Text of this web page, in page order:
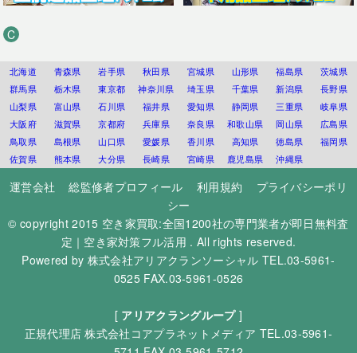
C
北海道 青森県 岩手県 秋田県 宮城県 山形県 福島県
茨城県
群馬県
栃木県 東京都 神奈川県 埼玉県 千葉県 新潟県
長野県
山梨県
富山県 石川県 福井県 愛知県 静岡県 三重県
岐阜県
大阪府
滋賀県 京都府 兵庫県 奈良県 和歌山県 岡山県
広島県
鳥取県
島根県 山口県 愛媛県 香川県 高知県 徳島県
福岡県
佐賀県
熊本県 大分県 長崎県 宮崎県 鹿児島県 沖縄県
運営会社 総監修者プロフィール 利用規約
プライバシーポリ
シー
© copyright 2015 空き家買取:全国1200社の専門業者が即日無料査
定｜空き家対策フル活用 . All rights reserved.
Powered by 株式会社アリアクランソーシャル TEL.03-5961-
0525 FAX.03-5961-0526
[ アリアクラングループ]
正規代理店株式会社コアプラネットメディア TEL.03-5961-